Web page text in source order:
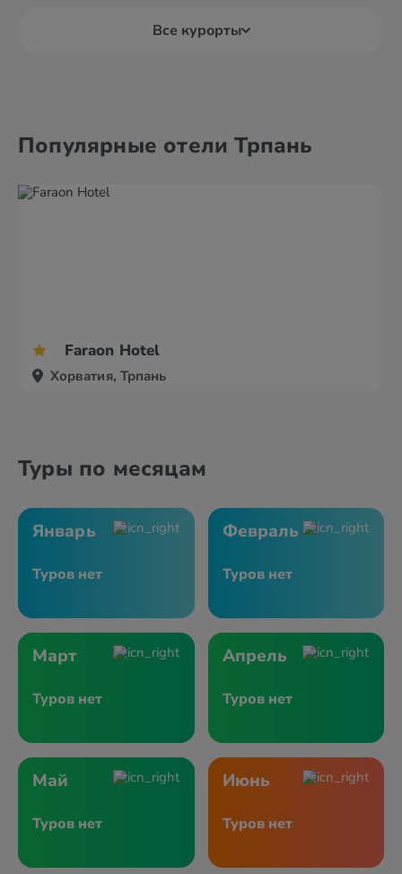
Все курорты
Биоград Водице
Популярные отели Трпань
Faraon Hotel
Хорватия, Трпань
Туры по месяцам
Январь
Туров нет
Февраль
Туров нет
Март
Туров нет
Апрель
Туров нет
Май
Туров нет
Июнь
Туров нет